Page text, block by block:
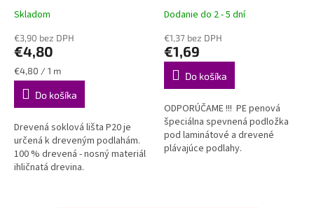
výška 58mm
Priemerné
produktu
je
4,8
z
hviezdičiek.
Skladom
€3,90 bez DPH
€4,80
Jednotková
cena:
€4,80 / 1 m
Do košíka
Drevená soklová lišta P20 je
určená k dreveným podlahám.
100 % drevená - nosný materiál
ihličnatá drevina.
podložka pod plávajúce
Priemerné
produktu
je
4,9
hviezdičiek.
Dodanie do 2 - 5 dní
€1,37 bez DPH
€1,69
Do košíka
ODPORÚČAME !!! PE penová
špeciálna spevnená podložka
pod laminátové a drevené
plávajúce podlahy.